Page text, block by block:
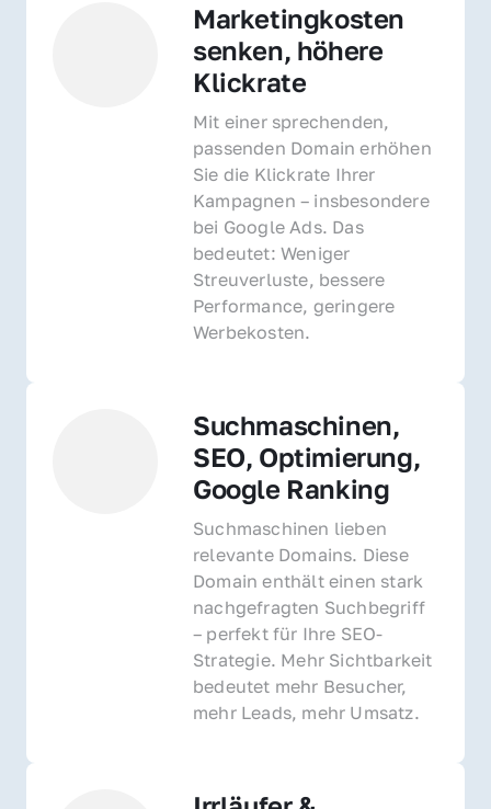
Marketingkosten
senken, höhere
Klickrate
Mit einer sprechenden,
passenden Domain erhöhen
Sie die Klickrate Ihrer
Kampagnen – insbesondere
bei Google Ads. Das
bedeutet: Weniger
Streuverluste, bessere
Performance, geringere
Werbekosten.
Suchmaschinen,
SEO, Optimierung,
Google Ranking
Suchmaschinen lieben
relevante Domains. Diese
Domain enthält einen stark
nachgefragten Suchbegriff
– perfekt für Ihre SEO-
Strategie. Mehr Sichtbarkeit
bedeutet mehr Besucher,
mehr Leads, mehr Umsatz.